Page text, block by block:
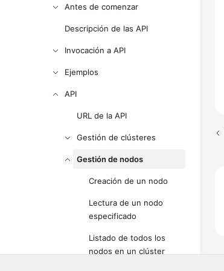
Antes de comenzar
Descripción de las API
Invocación a API
Ejemplos
API
URL de la API
Gestión de clústeres
Gestión de nodos
Creación de un nodo
Lectura de un nodo
especificado
Listado de todos los
nodos en un clúster